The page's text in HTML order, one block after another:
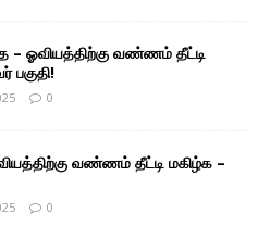
– ஓவியத்திற்கு வண்ணம் தீட்டி
பகுதி!
0
வண்ணம் தீட்டி மகிழ்க –
0